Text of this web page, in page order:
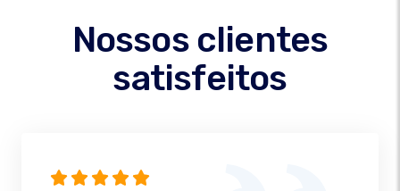
Nossos clientes
satisfeitos